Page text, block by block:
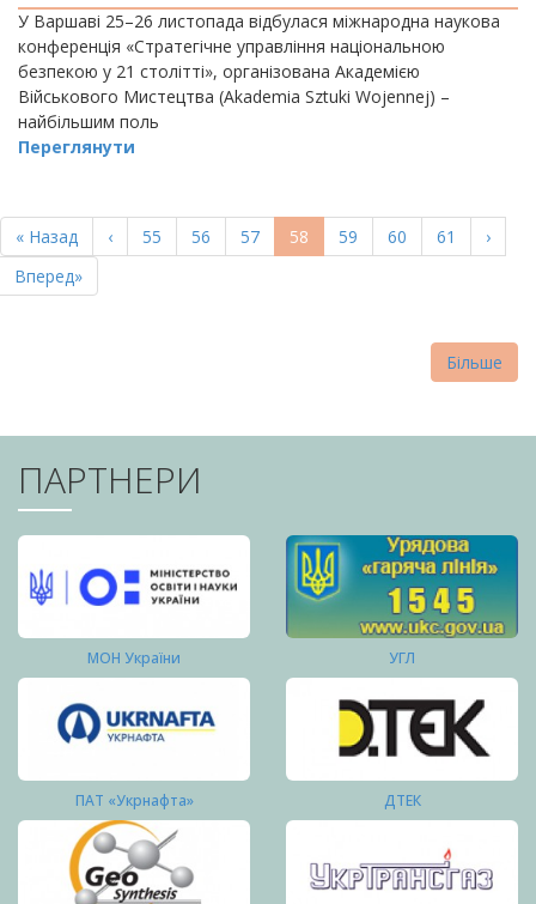
У Варшаві 25–26 листопада відбулася міжнародна наукова
конференція «Стратегічне управління національною
безпекою у 21 столітті», організована Академією
Військового Мистецтва (Akademia Sztuki Wojennej) –
найбільшим поль
Переглянути
НА
СТОРІНКИ
Перша
сторінка
« Назад
Попередня
сторінка
‹ Page
55 Page
56 Page
57
Поточна
сторінка
58 Page
59 Page
60 Page
61
›
Остання
сторінка
Вперед»
Більше
ПАРТНЕРИ
МОН України УГЛ
ПАТ «Укрнафта» ДТЕК